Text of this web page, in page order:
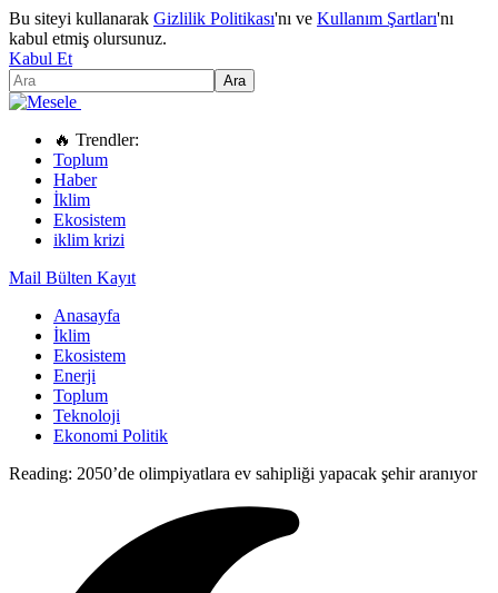
Bu siteyi kullanarak Gizlilik Politikası'nı ve Kullanım Şartları'nı
kabul etmiş olursunuz.
Kabul Et
🔥 Trendler:
Toplum
Haber
İklim
Ekosistem
iklim krizi
Mail Bülten Kayıt
Anasayfa
İklim
Ekosistem
Enerji
Toplum
Teknoloji
Ekonomi Politik
Reading: 2050’de olimpiyatlara ev sahipliği yapacak şehir aranıyor